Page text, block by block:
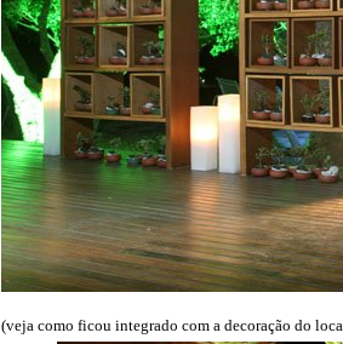
(veja como ficou integrado com a decoração do